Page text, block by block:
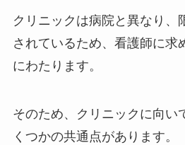
クリニックは病院と異なり、
されているため、看護師に求
にわたります。
そのため、クリニックに向い
くつかの共通点があります。